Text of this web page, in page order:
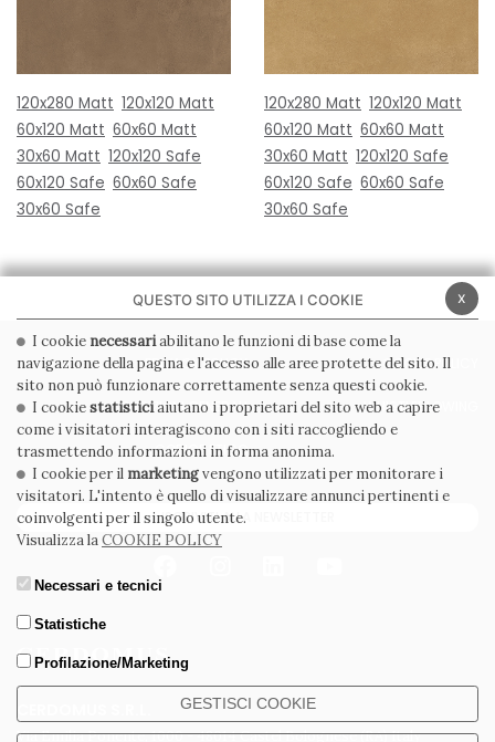
120x280 Matt 120x120 Matt
60x120 Matt 60x60 Matt
30x60 Matt 120x120 Safe
60x120 Safe 60x60 Safe
30x60 Safe
120x280 Matt 120x120 Matt
60x120 Matt 60x60 Matt
30x60 Matt 120x120 Safe
60x120 Safe 60x60 Safe
30x60 Safe
Via Emilia Ponente, 1000 - 48014 Castel Bolognese (RA) Italy
PRIVACY POLICY COOKIE POLICY
CONDIZIONI GENERALI WHISTLEBLOWING
CODICE ETICO
ISCRIVITI ALLA NEWSLETTER
x
QUESTO SITO UTILIZZA I COOKIE
I cookie necessariabilitano le funzioni di base come la
navigazione della pagina e l'accesso alle aree protette del sito. Il
sito non può funzionare correttamente senza questi cookie.
I cookiestatisticiaiutano i proprietari del sito web a capire
come i visitatori interagiscono con i siti raccogliendo e
trasmettendo informazioni in forma anonima.
I cookie per il marketingvengono utilizzati per monitorare i
visitatori. L'intento è quello di visualizzare annunci pertinenti e
coinvolgenti per il singolo utente.
Visualizza laCOOKIE POLICY
Necessari e tecnici
Statistiche
Profilazione/Marketing
GESTISCI COOKIE